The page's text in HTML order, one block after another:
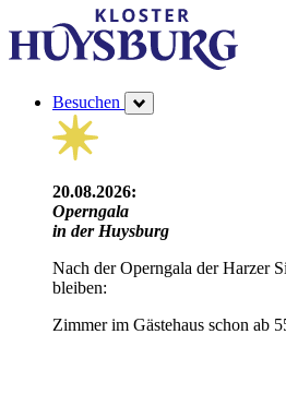
Besuchen
20.08.2026:
Operngala
in der Huysburg
Nach der Operngala der Harzer
bleiben:
Zimmer im Gästehaus schon ab